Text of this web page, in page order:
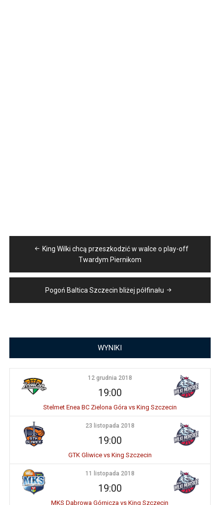
Nawigacja
King Wilki chcą przeszkodzić w walce o play-off
Twardym Piernikom
Pogoń Baltica Szczecin bliżej półfinału
WYNIKI
12 grudnia 2018
19:00
Stelmet Enea BC Zielona Góra vs King Szczecin
23 listopada 2018
19:00
GTK Gliwice vs King Szczecin
11 listopada 2018
19:00
MKS Dąbrowa Górnicza vs King Szczecin